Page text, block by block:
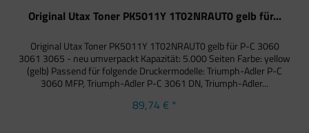
Original Utax Toner PK5011Y 1T02NRAUT0 gelb für...
Original Utax Toner PK5011Y 1T02NRAUT0 gelb für P-C 3060
3061 3065 - neu umverpackt Kapazität: 5.000 Seiten Farbe: yellow
(gelb) Passend für folgende Druckermodelle: Triumph-Adler P-C
3060 MFP, Triumph-Adler P-C 3061 DN, Triumph-Adler...
89,74 € *